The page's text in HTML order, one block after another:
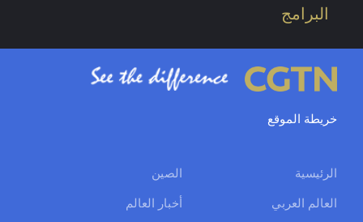
البرامج
خريطة الموقع
الرئيسية
الصين
العالم العربي
أخبار العالم